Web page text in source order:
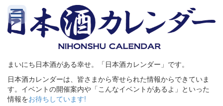
まいにち日本酒がある幸せ。「日本酒カレンダー」です。
日本酒カレンダーは、皆さまから寄せられた情報からできていま
す。イベントの開催案内や「こんなイベントがあるよ」といった
情報をお待ちしています!